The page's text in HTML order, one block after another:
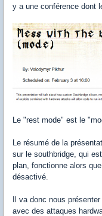
y a une conférence dont
Le "rest mode" est le
Le résumé de la
sur le southbridge, qui
plan, fonctionne alors
désactivé.
Il va donc nous
avec des attaques